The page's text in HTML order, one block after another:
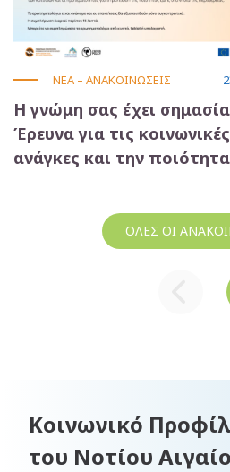
ΝΕΑ – ΑΝΑΚΟΙΝΩΣΕΙΣ
Η γνώμη σας έχει
Έρευνα για τις κοινωνικές
ανάγκες και την
ΟΛΕΣ ΟΙ
Κοινωνικό
του Νοτίου